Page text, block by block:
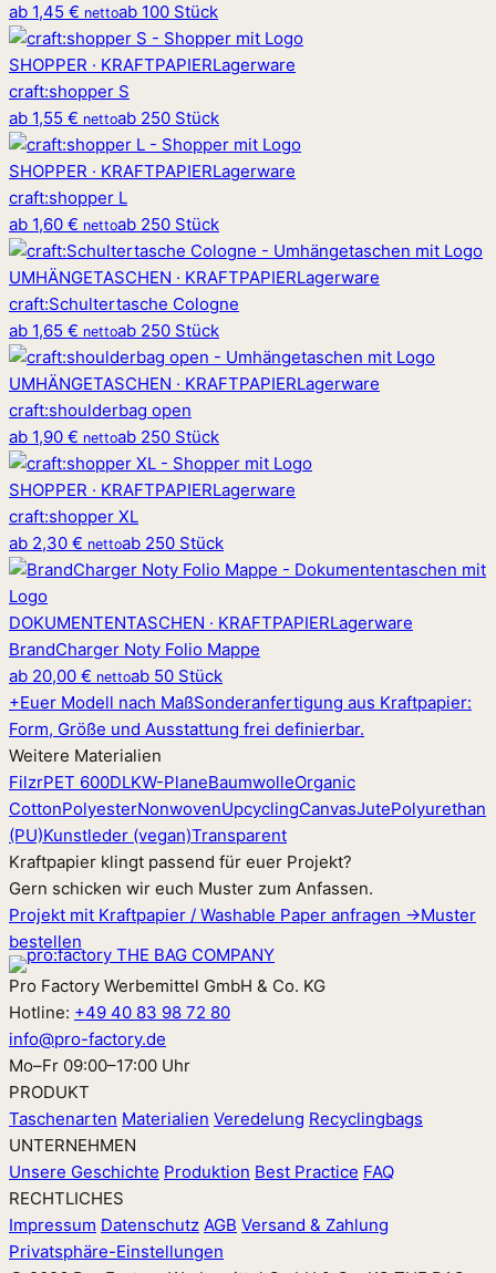
ab 1,45 € nettoab 100 Stück
SHOPPER · KRAFTPAPIERLagerware
craft:shopper S
ab 1,55 € nettoab 250 Stück
SHOPPER · KRAFTPAPIERLagerware
craft:shopper L
ab 1,60 € nettoab 250 Stück
UMHÄNGETASCHEN · KRAFTPAPIERLagerware
craft:Schultertasche Cologne
ab 1,65 € nettoab 250 Stück
UMHÄNGETASCHEN · KRAFTPAPIERLagerware
craft:shoulderbag open
ab 1,90 € nettoab 250 Stück
SHOPPER · KRAFTPAPIERLagerware
craft:shopper XL
ab 2,30 € nettoab 250 Stück
DOKUMENTENTASCHEN · KRAFTPAPIERLagerware
BrandCharger Noty Folio Mappe
ab 20,00 € nettoab 50 Stück
+Euer Modell nach MaßSonderanfertigung aus Kraftpapier:
Form, Größe und Ausstattung frei definierbar.
Weitere Materialien
FilzrPET 600DLKW-PlaneBaumwolleOrganic
CottonPolyesterNonwovenUpcyclingCanvasJutePolyurethan
(PU)Kunstleder (vegan)Transparent
Kraftpapier klingt passend für euer Projekt?
Gern schicken wir euch Muster zum Anfassen.
Projekt mit Kraftpapier / Washable Paper anfragen →Muster
bestellen
Pro Factory Werbemittel GmbH & Co. KG
Hotline: +49 40 83 98 72 80
info@pro-factory.de
Mo–Fr 09:00–17:00 Uhr
PRODUKT
Taschenarten Materialien Veredelung Recyclingbags
UNTERNEHMEN
Unsere Geschichte Produktion Best Practice FAQ
RECHTLICHES
Impressum Datenschutz AGB Versand & Zahlung
Privatsphäre-Einstellungen